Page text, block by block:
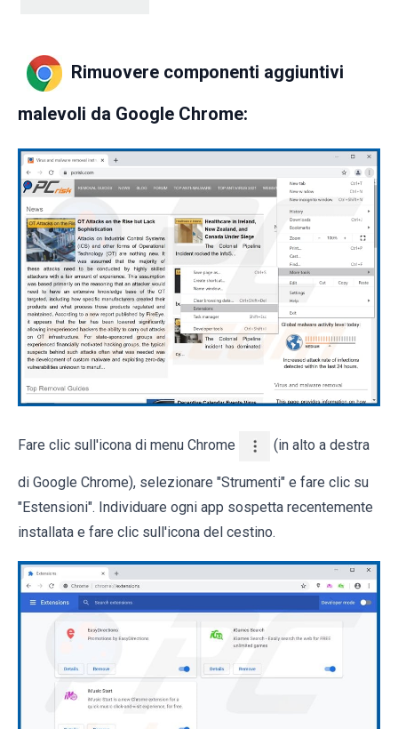
Rimuovere componenti aggiuntivi
malevoli da Google Chrome:
Fare clic sull'icona di menu Chrome (in alto a destra
di Google Chrome), selezionare "Strumenti" e fare clic su
"Estensioni". Individuare ogni app sospetta recentemente
installata e fare clic sull'icona del cestino.